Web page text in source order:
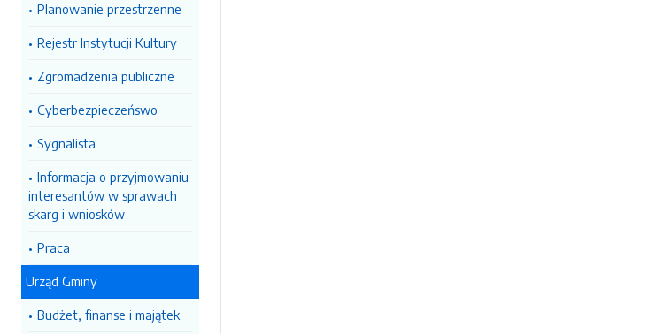
Planowanie przestrzenne
Rejestr Instytucji Kultury
Zgromadzenia publiczne
Cyberbezpieczeńswo
Sygnalista
Informacja o przyjmowaniu
interesantów w sprawach
skarg i wniosków
Praca
Urząd Gminy
Budżet, finanse i majątek